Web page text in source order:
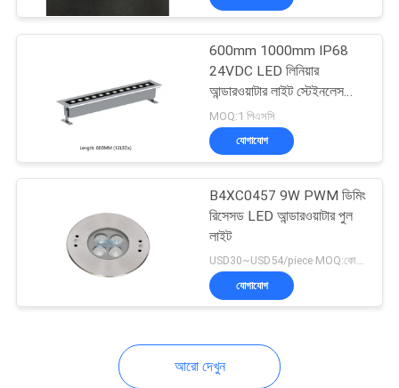
এলইডি ফাউন্টেন লাইট
এলইডি স্টেপ লাইট
600mm 1000mm IP68
24VDC LED লিনিয়ার
আন্ডারওয়াটার লাইট স্টেইনলেস
স্টিল
MOQ:1 পিএসসি
যোগাযোগ
B4XC0457 9W PWM ডিমিং
রিসেসড LED আন্ডারওয়াটার পুল
লাইট
USD30~USD54/piece MOQ:কোন MOQ নেই
যোগাযোগ
আরো দেখুন